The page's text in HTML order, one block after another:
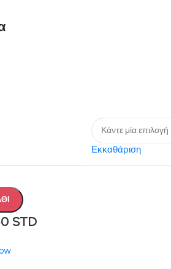
Εκκαθάριση
STD